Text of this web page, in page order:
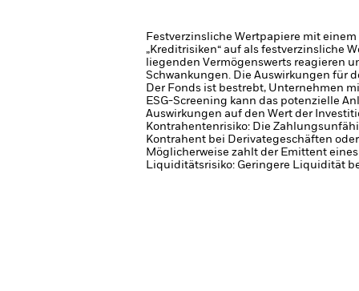
Festverzinsliche Wertpapiere mit
„Kreditrisiken“ auf als festverzinsliche
liegenden Vermögenswerts reagieren
Schwankungen. Die Auswirkungen für
Der Fonds ist bestrebt, Unternehmen
ESG-Screening kann das potenzielle
Auswirkungen auf den Wert der
Kontrahentenrisiko: Die
Kontrahent bei Derivategeschäften
Möglicherweise zahlt der Emittent
Liquiditätsrisiko: Geringere Liquidität